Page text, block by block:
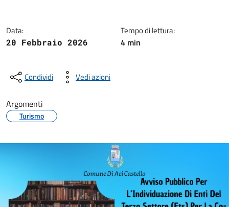
Data:
20 Febbraio 2026
Tempo di lettura:
4 min
Condividi Vedi azioni
Argomenti
Turismo